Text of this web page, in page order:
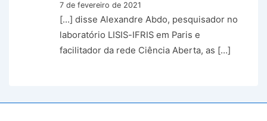
7 de fevereiro de 2021
[…] disse Alexandre Abdo, pesquisador no
laboratório LISIS-IFRIS em Paris e
facilitador da rede Ciência Aberta, as […]